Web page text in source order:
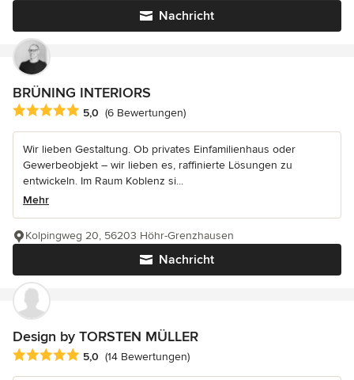
Nachricht
BRÜNING INTERIORS
Durchschnittliche Bewertung: 5 von 5 Sternen
5,0 (6 Bewertungen)
Wir lieben Gestaltung. Ob privates Einfamilienhaus oder
Gewerbeobjekt – wir lieben es, raffinierte Lösungen zu
entwickeln. Im Raum Koblenz si...
Mehr
Nachricht
Kolpingweg 20, 56203 Höhr-Grenzhausen
Design by TORSTEN MÜLLER
Durchschnittliche Bewertung: 5 von 5 Sternen
5,0 (14 Bewertungen)